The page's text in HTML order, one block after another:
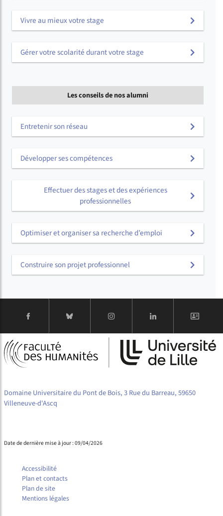
Vivre au mieux votre stage
Gérer votre scolarité durant votre stage
Les conseils de nos alumni
Entretenir son réseau
Développer ses compétences
Effectuer des stages et des expériences
professionnelles
Optimiser et organiser sa recherche d’emploi
Construire son projet professionnel
Domaine Universitaire du Pont de Bois, 3 Rue du Barreau, 59650
Villeneuve-d'Ascq
Date de dernière mise à jour : 09/04/2026
Accessibilité
Plan et contacts
Plan de site
Mentions légales